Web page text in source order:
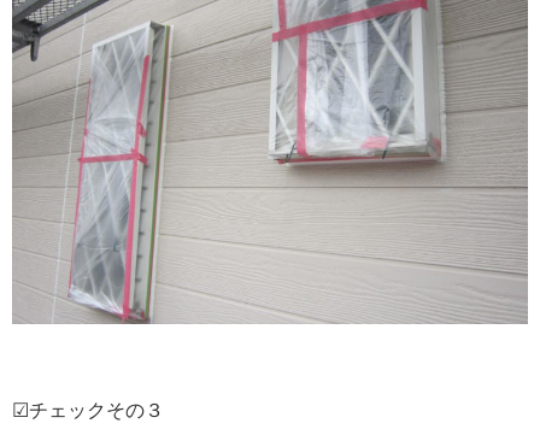
☑チェックその３